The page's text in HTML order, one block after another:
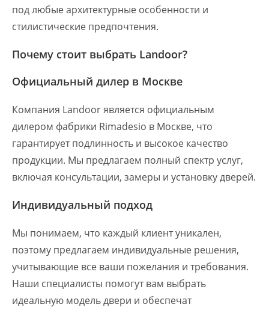
под любые архитектурные особенности и
стилистические предпочтения.
Почему стоит выбрать Landoor?
Официальный дилер в Москве
Компания Landoor является официальным
дилером фабрики Rimadesio в Москве, что
гарантирует подлинность и высокое качество
продукции. Мы предлагаем полный спектр услуг,
включая консультации, замеры и установку дверей.
Индивидуальный подход
Мы понимаем, что каждый клиент уникален,
поэтому предлагаем индивидуальные решения,
учитывающие все ваши пожелания и требования.
Наши специалисты помогут вам выбрать
идеальную модель двери и обеспечат